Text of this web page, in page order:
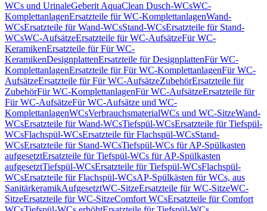
WCs und UrinaleGeberit AquaClean Dusch-WCsWC-
KomplettanlagenErsatzteile für WC-KomplettanlagenWand-
WCsErsatzteile für Wand-WCsStand-WCsErsatzteile für Stand-
WCsWC-AufsätzeErsatzteile für WC-AufsätzeFür WC-
KeramikenErsatzteile für Für WC-
KeramikenDesignplattenErsatzteile für DesignplattenFür WC-
KomplettanlagenErsatzteile für Für WC-KomplettanlagenFür WC-
AufsätzeErsatzteile für Für WC-AufsätzeZubehörErsatzteile für
ZubehörFür WC-KomplettanlagenFür WC-AufsätzeErsatzteile für
Für WC-AufsätzeFür WC-Aufsätze und WC-
KomplettanlagenWCsVerbrauchsmaterialWCs und WC-SitzeWand-
WCsErsatzteile für Wand-WCsTiefspül-WCsErsatzteile für Tiefspül-
WCsFlachspül-WCsErsatzteile für Flachspül-WCsStand-
WCsErsatzteile für Stand-WCsTiefspül-WCs für AP-Spülkasten
aufgesetztErsatzteile für Tiefspül-WCs für AP-Spülkasten
aufgesetztTiefspül-WCsErsatzteile für Tiefspül-WCsFlachspül-
WCsErsatzteile für Flachspül-WCsAP-Spülkästen für WCs, aus
SanitärkeramikAufgesetztWC-SitzeErsatzteile für WC-SitzeWC-
SitzeErsatzteile für WC-SitzeComfort WCsErsatzteile für Comfort